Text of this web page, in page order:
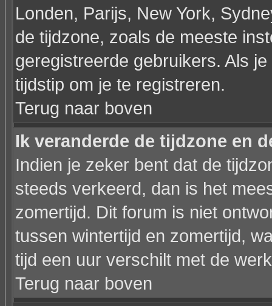
Londen, Parijs, New York,
de tijdzone, zoals de meeste
geregistreerde gebruikers. Als
tijdstip om je te registreren.
Terug naar boven
Ik veranderde de tijdzone en
Indien je zeker bent dat de
steeds verkeerd, dan is het
zomertijd. Dit forum is niet
tussen wintertijd en zomertijd,
tijd een uur verschilt met de
Terug naar boven